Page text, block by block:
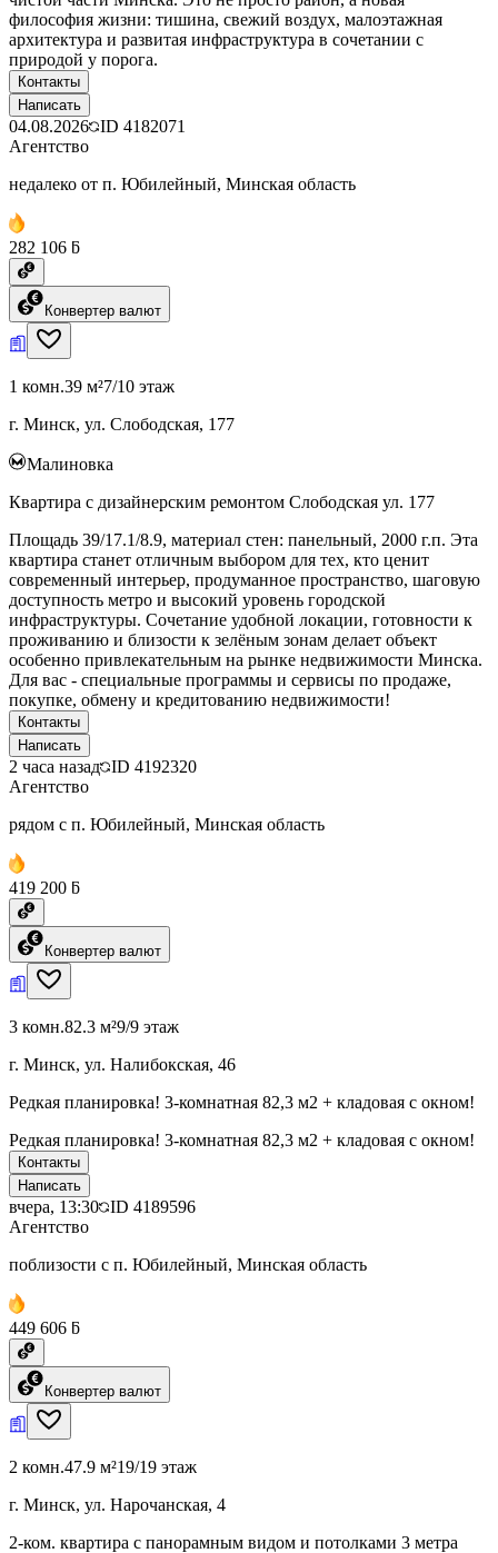
философия жизни: тишина, свежий воздух, малоэтажная
архитектура и развитая инфраструктура в сочетании с
природой у порога.
Контакты
Написать
04.08.2026 ID 4182071
Агентство
недалеко от п. Юбилейный, Минская область
282 106 ƃ
Конвертер валют
1 комн.39 м²7/10 этаж
г. Минск, ул. Слободская, 177
Малиновка
Квартира с дизайнерским ремонтом Слободская ул. 177
Площадь 39/17.1/8.9, материал стен: панельный, 2000 г.п. Эта
квартира станет отличным выбором для тех, кто ценит
современный интерьер, продуманное пространство, шаговую
доступность метро и высокий уровень городской
инфраструктуры. Сочетание удобной локации, готовности к
проживанию и близости к зелёным зонам делает объект
особенно привлекательным на рынке недвижимости Минска.
Для вас - специальные программы и сервисы по продаже,
покупке, обмену и кредитованию недвижимости!
Контакты
Написать
2 часа назад ID 4192320
Агентство
рядом с п. Юбилейный, Минская область
419 200 ƃ
Конвертер валют
3 комн.82.3 м²9/9 этаж
г. Минск, ул. Налибокская, 46
Редкая планировка! 3-комнатная 82,3 м2 + кладовая с окном!
Редкая планировка! 3-комнатная 82,3 м2 + кладовая с окном!
Контакты
Написать
вчера, 13:30 ID 4189596
Агентство
поблизости с п. Юбилейный, Минская область
449 606 ƃ
Конвертер валют
2 комн.47.9 м²19/19 этаж
г. Минск, ул. Нарочанская, 4
2-ком. квартира с панорамным видом и потолками 3 метра